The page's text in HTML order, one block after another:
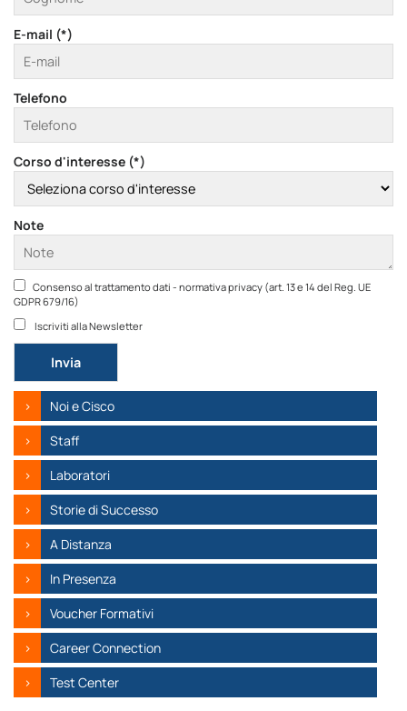
E-mail (*)
Telefono
Corso d'interesse (*)
Note
Consenso al trattamento dati - normativa privacy (art. 13 e 14 del Reg. UE
GDPR 679/16)
Iscriviti alla Newsletter
Si prega di lasciare vuoto questo campo.
Noi e Cisco
Staff
Laboratori
Storie di Successo
A Distanza
In Presenza
Voucher Formativi
Career Connection
Test Center